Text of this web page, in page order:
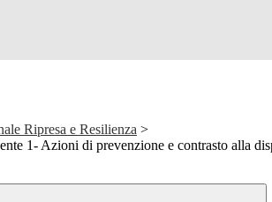
Ripresa e Resilienza >
1- Azioni di prevenzione e contrasto alla